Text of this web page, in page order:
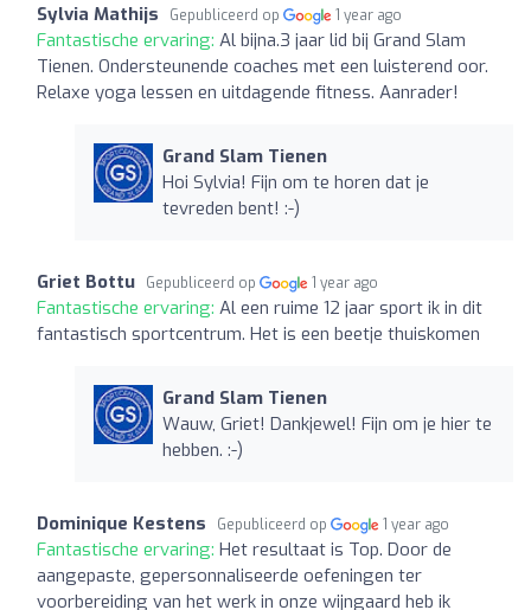
Sylvia Mathijs Gepubliceerd op 1 year ago
Fantastische ervaring: Al bijna.3 jaar lid bij Grand Slam
Tienen. Ondersteunende coaches met een luisterend oor.
Relaxe yoga lessen en uitdagende fitness. Aanrader!
Grand Slam Tienen
Hoi Sylvia! Fijn om te horen dat je
tevreden bent! :-)
Griet Bottu Gepubliceerd op 1 year ago
Fantastische ervaring: Al een ruime 12 jaar sport ik in dit
fantastisch sportcentrum. Het is een beetje thuiskomen
Grand Slam Tienen
Wauw, Griet! Dankjewel! Fijn om je hier te
hebben. :-)
Dominique Kestens Gepubliceerd op 1 year ago
Fantastische ervaring: Het resultaat is Top. Door de
aangepaste, gepersonnaliseerde oefeningen ter
voorbereiding van het werk in onze wijngaard heb ik